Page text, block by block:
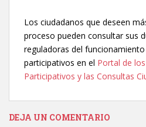
Los ciudadanos que deseen
proceso pueden consultar sus
reguladoras del
participativos en el Portal de
Participativos y las Consultas
DEJA UN COMENTARIO